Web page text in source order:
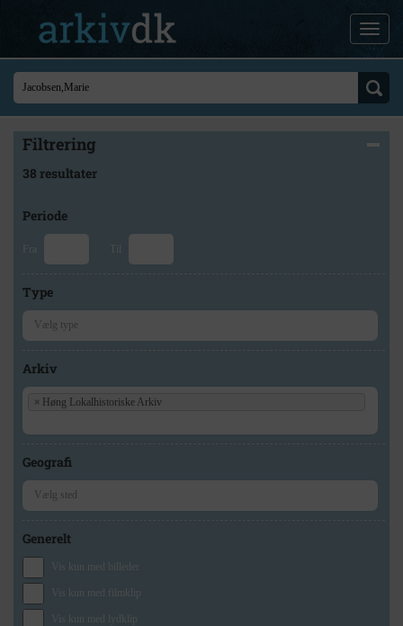
Filtrering
38 resultater
Periode
Fra Til
Type
Arkiv
× Høng Lokalhistoriske Arkiv
Geografi
Generelt
Vis kun med billeder
Vis kun med filmklip
Vis kun med lydklip